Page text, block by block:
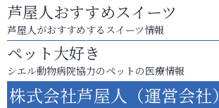
芦屋人おすすめスイーツ
芦屋人がおすすめするスイーツ情報
ペット大好き
シエル動物病院協力のペットの医療情報
株式会社芦屋人（運営会社）